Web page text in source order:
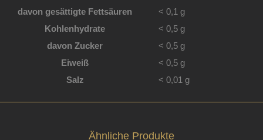
davon gesättigte Fettsäuren < 0,1 g
Kohlenhydrate
< 0,5 g
davon Zucker < 0,5 g
Eiweiß
< 0,5 g
Salz
< 0,01 g
Ähnliche Produkte